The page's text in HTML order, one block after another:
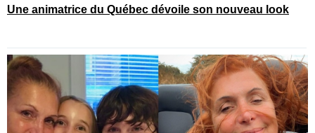
Une animatrice du Québec dévoile son nouveau look